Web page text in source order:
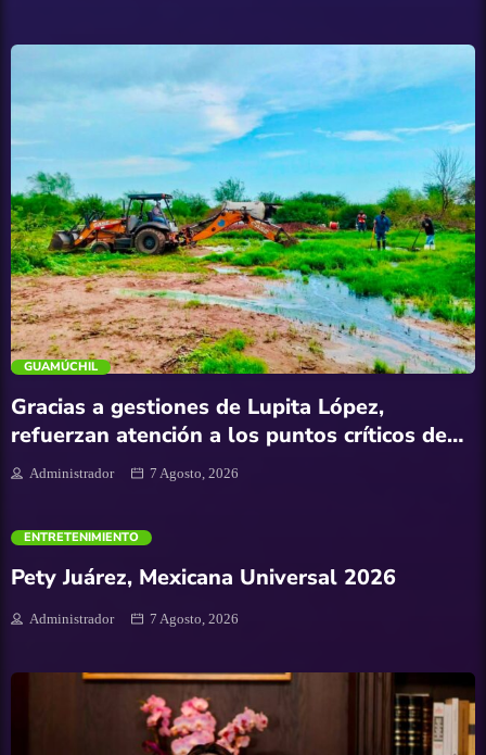
trending_flat
GUAMÚCHIL
Gracias a gestiones de Lupita López,
refuerzan atención a los puntos críticos de
drenaje en Salvador Alvarado
Administrador 7 Agosto, 2026
ENTRETENIMIENTO
Pety Juárez, Mexicana Universal 2026
Administrador 7 Agosto, 2026